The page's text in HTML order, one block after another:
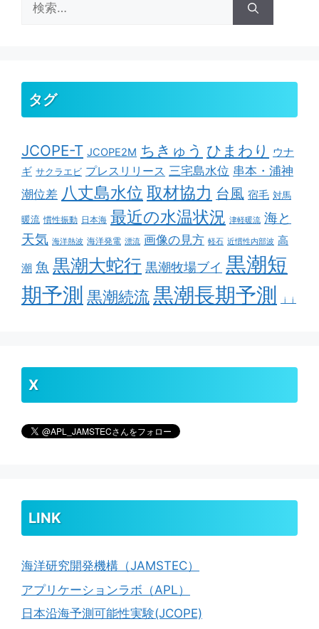
索:
タグ
JCOPE-T JCOPE2M ちきゅう ひまわり
ウナ
ギ サクラエビ プレスリリース 三宅島水位 串本・浦神
潮位差 八丈島水位 取材協力 台風 宿毛 対馬
暖流 慣性振動 日本海 最近の水温状況 津軽暖流 海と
天気 海洋熱波 海洋発電 漂流 画像の見方 軽石 近慣性内部波 高
潮 魚 黒潮大蛇行 黒潮牧場ブイ 黒潮短
期予測 黒潮続流黒潮長期予測 ｊｊ
X
LINK
海洋研究開発機構（JAMSTEC）
アプリケーションラボ（APL）
日本沿海予測可能性実験(JCOPE)